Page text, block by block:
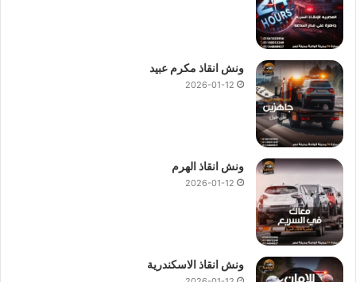
ونش انقاذ مكرم عبيد
2026-01-12
ونش انقاذ الهرم
2026-01-12
ونش انقاذ الاسكندرية